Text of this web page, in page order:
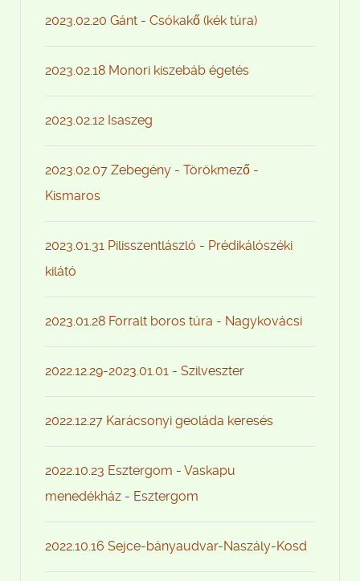
2023.02.20 Gánt - Csókakő (kék túra)
2023.02.18 Monori kiszebáb égetés
2023.02.12 Isaszeg
2023.02.07 Zebegény - Törökmező -
Kismaros
2023.01.31 Pilisszentlászló - Prédikálószéki
kilátó
2023.01.28 Forralt boros túra - Nagykovácsi
2022.12.29-2023.01.01 - Szilveszter
2022.12.27 Karácsonyi geoláda keresés
2022.10.23 Esztergom - Vaskapu
menedékház - Esztergom
2022.10.16 Sejce-bányaudvar-Naszály-Kosd